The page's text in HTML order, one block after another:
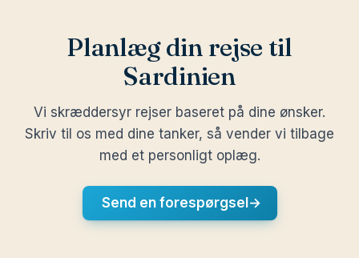
Planlæg din rejse til
Sardinien
Vi skræddersyr rejser baseret på dine ønsker.
Skriv til os med dine tanker, så vender vi tilbage
med et personligt oplæg.
Send en forespørgsel →